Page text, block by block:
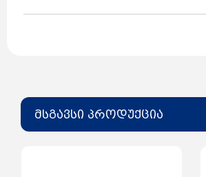
სამუშაო ძაბვა - 220-250 ვ.
დაცვის კლასი -IP44;
მსგავსი პროდუქცია